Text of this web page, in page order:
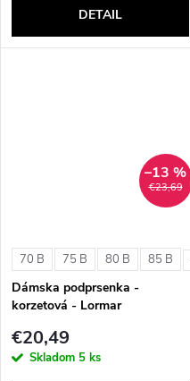
DETAIL
€23,69
–13 %
70 B 75 B 80 B 85 B
Dámska podprsenka -
korzetová - Lormar
€20,49
Skladom 5 ks